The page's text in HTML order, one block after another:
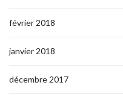
février 2018
janvier 2018
décembre 2017